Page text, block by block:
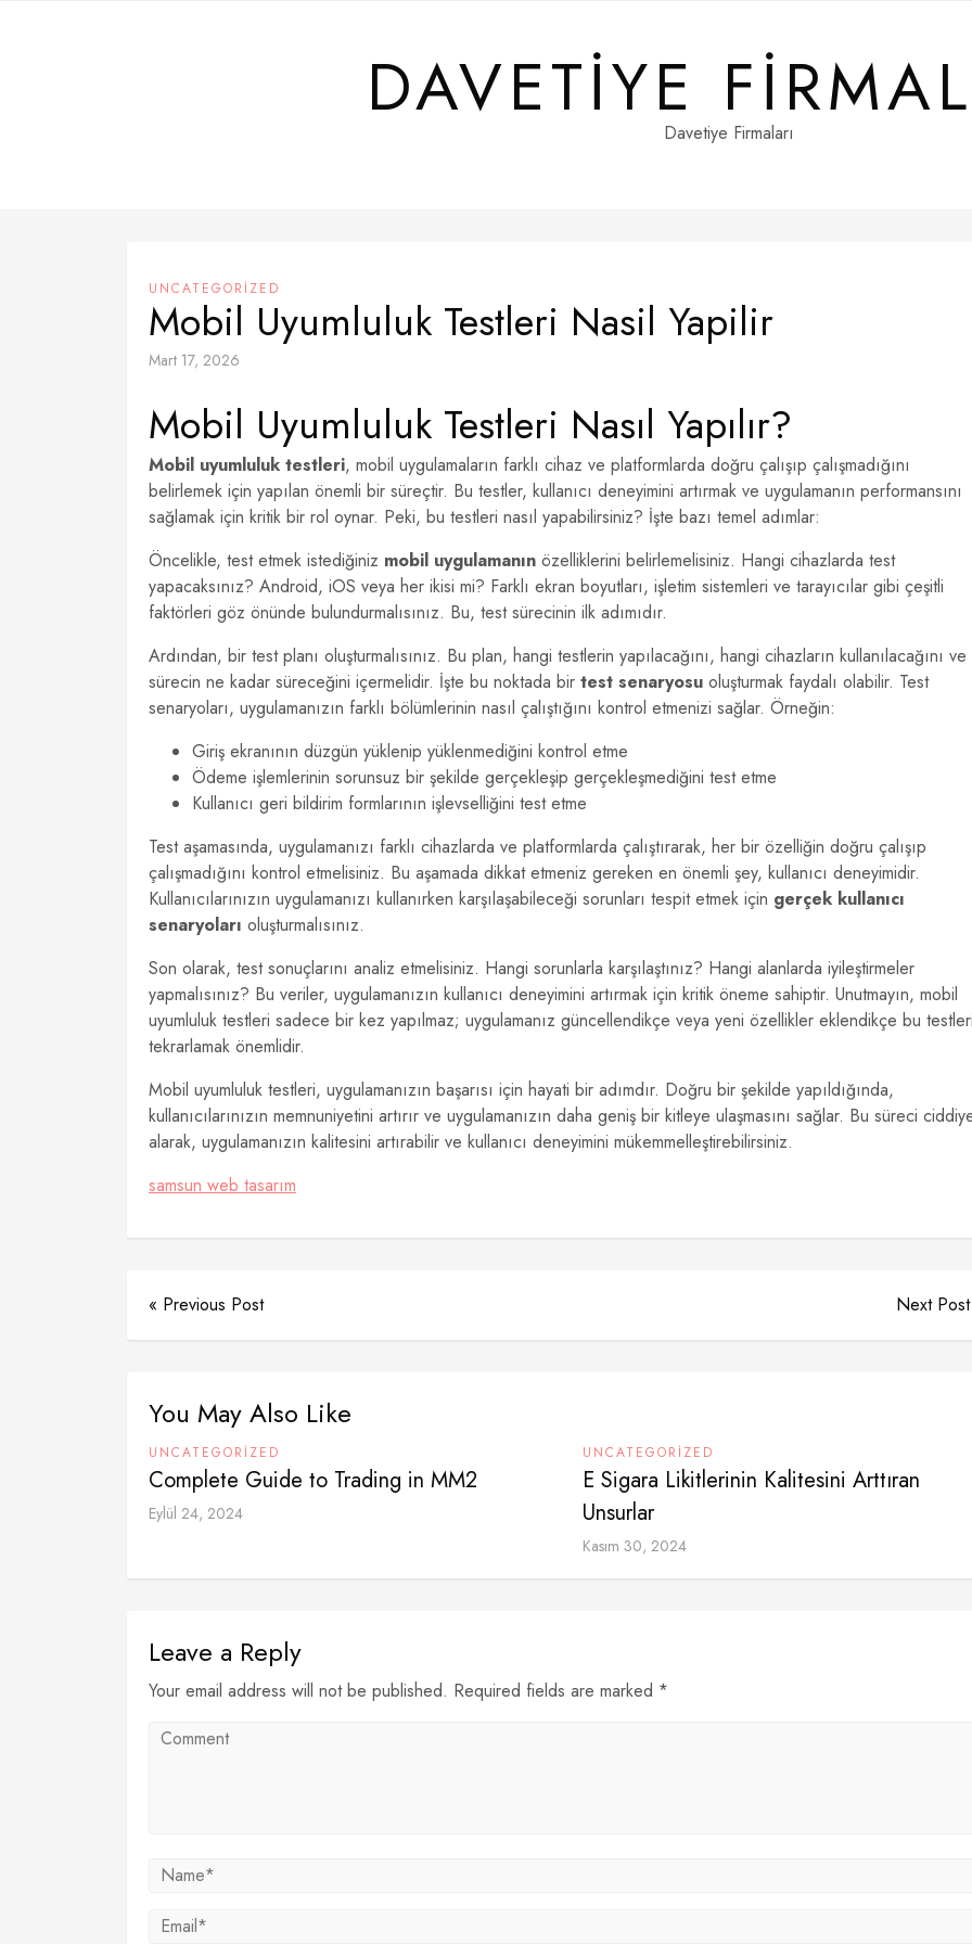
DAVETIYEDavetiye Firmaları
UNCATEGORIZED
Mobil Uyumluluk Testleri Nasil Yapilir
Mart 17, 2026
Mobil Uyumluluk Testleri Nasıl Yapılır?
Mobil uyumluluk testleri, mobil uygulamaların farklı cihaz ve platformlarda doğru çalışıp çalışmadığını
belirlemek için yapılan önemli bir süreçtir. Bu testler, kullanıcı deneyimini artırmak ve uygulamanın performansını
sağlamak için kritik bir rol oynar. Peki, bu testleri nasıl yapabilirsiniz? İşte bazı temel adımlar:
Öncelikle, test etmek istediğiniz mobil uygulamanın özelliklerini belirlemelisiniz. Hangi cihazlarda test
yapacaksınız? Android, iOS veya her ikisi mi? Farklı ekran boyutları, işletim sistemleri ve tarayıcılar gibi çeşitli
faktörleri göz önünde bulundurmalısınız. Bu, test sürecinin ilk adımıdır.
Ardından, bir test planı oluşturmalısınız. Bu plan, hangi testlerin yapılacağını, hangi cihazların kullanılacağını ve
sürecin ne kadar süreceğini içermelidir. İşte bu noktada bir test senaryosu oluşturmak faydalı olabilir. Test
senaryoları, uygulamanızın farklı bölümlerinin nasıl çalıştığını kontrol etmenizi sağlar. Örneğin:
Giriş ekranının düzgün yüklenip yüklenmediğini kontrol etme
Ödeme işlemlerinin sorunsuz bir şekilde gerçekleşip gerçekleşmediğini test etme
Kullanıcı geri bildirim formlarının işlevselliğini test etme
Test aşamasında, uygulamanızı farklı cihazlarda ve platformlarda çalıştırarak, her bir özelliğin doğru çalışıp
çalışmadığını kontrol etmelisiniz. Bu aşamada dikkat etmeniz gereken en önemli şey, kullanıcı deneyimidir.
Kullanıcılarınızın uygulamanızı kullanırken karşılaşabileceği sorunları tespit etmek için gerçek kullanıcı
senaryoları oluşturmalısınız.
Son olarak, test sonuçlarını analiz etmelisiniz. Hangi sorunlarla karşılaştınız? Hangi alanlarda iyileştirmeler
yapmalısınız? Bu veriler, uygulamanızın kullanıcı deneyimini artırmak için kritik öneme sahiptir. Unutmayın, mobil
uyumluluk testleri sadece bir kez yapılmaz; uygulamanız güncellendikçe veya yeni özellikler eklendikçe bu testleri
tekrarlamak önemlidir.
Mobil uyumluluk testleri, uygulamanızın başarısı için hayati bir adımdır. Doğru bir şekilde yapıldığında,
kullanıcılarınızın memnuniyetini artırır ve uygulamanızın daha geniş bir kitleye ulaşmasını sağlar. Bu süreci
alarak, uygulamanızın kalitesini artırabilir ve kullanıcı deneyimini mükemmelleştirebilirsiniz.
samsun web tasarım
« Previous Post Next
You May Also Like
UNCATEGORIZED
Complete Guide to Trading in MM2
Eylül 24, 2024
UNCATEGORIZED
E Sigara Likitlerinin Kalitesini Arttıran
Unsurlar
Kasım 30, 2024
Leave a Reply
Your email address will not be published. Required fields are marked *